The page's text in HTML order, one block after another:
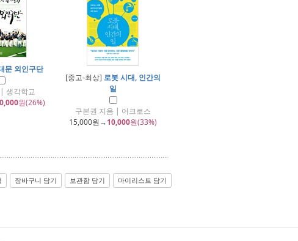
문 외인구단
생각학교
원(26%)
[중고-최상] 로봇 시대, 인간의
일
구본권 지음 | 어크로스
15,000원→10,000원(33%)
장바구니 담기 보관함 담기 마이리스트 담기